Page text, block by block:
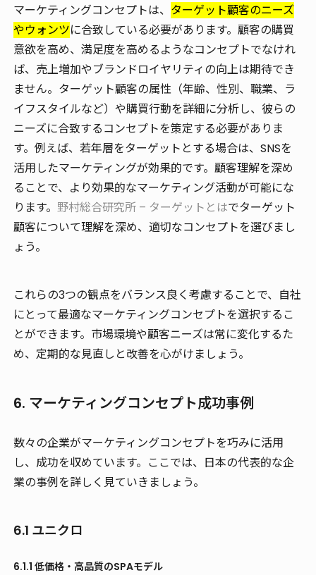
マーケティングコンセプトは、 ターゲット顧客のニーズ
やウォンツに合致している必要があります。顧客の購買
意欲を高め、満足度を高めるようなコンセプトでなけれ
ば、売上増加やブランドロイヤリティの向上は期待でき
ません。ターゲット顧客の属性（年齢、性別、職業、ラ
イフスタイルなど）や購買行動を詳細に分析し、彼らの
ニーズに合致するコンセプトを策定する必要がありま
す。例えば、若年層をターゲットとする場合は、SNSを
活用したマーケティングが効果的です。顧客理解を深め
ることで、より効果的なマーケティング活動が可能にな
ります。 野村総合研究所 – ターゲットとはでターゲット
顧客について理解を深め、適切なコンセプトを選びまし
ょう。
これらの3つの観点をバランス良く考慮することで、自社
にとって最適なマーケティングコンセプトを選択するこ
とができます。市場環境や顧客ニーズは常に変化するた
め、定期的な見直しと改善を心がけましょう。
6. マーケティングコンセプト成功事例
数々の企業がマーケティングコンセプトを巧みに活用
し、成功を収めています。ここでは、日本の代表的な企
業の事例を詳しく見ていきましょう。
6.1 ユニクロ
6.1.1 低価格・高品質のSPAモデル